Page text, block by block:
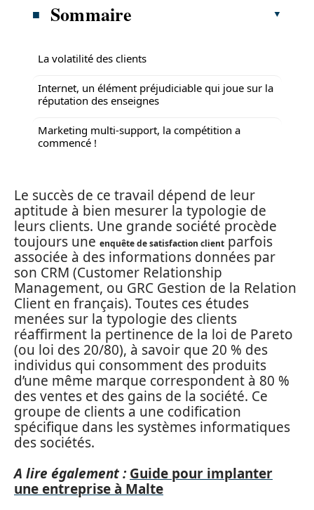
Sommaire
La volatilité des clients
Internet, un élément préjudiciable qui joue sur la
réputation des enseignes
Marketing multi-support, la compétition a
commencé !
Le succès de ce travail dépend de leur
aptitude à bien mesurer la typologie de
leurs clients. Une grande société procède
toujours une enquête de satisfaction client parfois
associée à des informations données par
son CRM (Customer Relationship
Management, ou GRC Gestion de la Relation
Client en français). Toutes ces études
menées sur la typologie des clients
réaffirment la pertinence de la loi de Pareto
(ou loi des 20/80), à savoir que 20 % des
individus qui consomment des produits
d’une même marque correspondent à 80 %
des ventes et des gains de la société. Ce
groupe de clients a une codification
spécifique dans les systèmes informatiques
des sociétés.
A lire également : Guide pour implanter
une entreprise à Malte